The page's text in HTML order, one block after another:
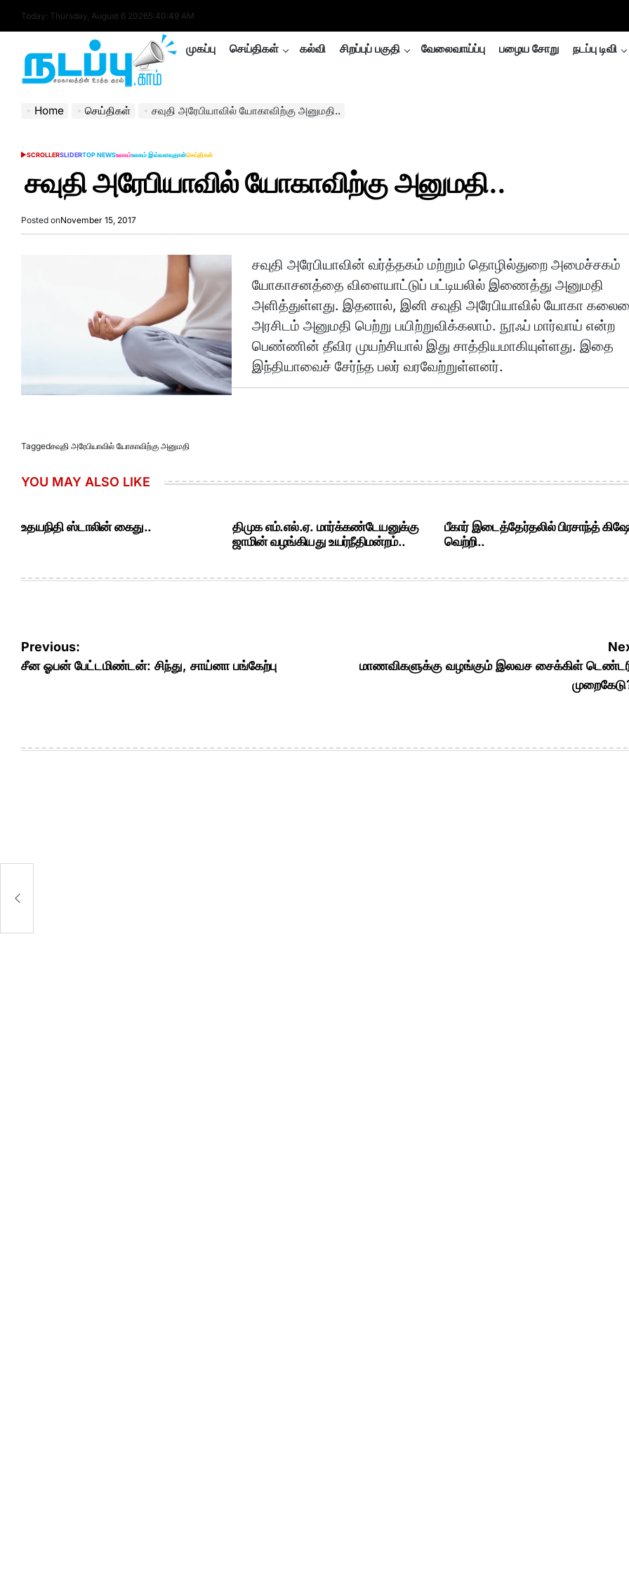
Today: Thursday, August 6 20265:40:49 AM
nadappu.com
முகப்பு செய்திகள் கல்வி சிறப்புப் பகுதி வேலைவாய்ப்பு பழைய சோறு நடப்பு டிவி
Home செய்திகள் சவுதி அரேபியாவில் யோகாவிற்கு அனுமதி..
POSTED
SCROLLERSLIDERTOP NEWSஉலகம்உலகம் இவ்வளவுதான்செய்திகள்
சவுதி அரேபியாவில் யோகாவிற்கு அனுமதி..
Posted onNovember 15, 2017
சவுதி அரேபியாவின் வர்த்தகம் மற்றும் தொழில்துறை அமைச்சகம்
யோகாசனத்தை விளையாட்டுப் பட்டியலில் இணைத்து அனுமதி
அளித்துள்ளது. இதனால், இனி சவுதி அரேபியாவில் யோகா
அரசிடம் அனுமதி பெற்று பயிற்றுவிக்கலாம். நூஃப் மார்வாய் என்ற
பெண்ணின் தீவிர முயற்சியால் இது சாத்தியமாகியுள்ளது. இதை
இந்தியாவைச் சேர்ந்த பலர் வரவேற்றுள்ளனர்.
Taggedசவுதி அரேபியாவில் யோகாவிற்கு அனுமதி
YOU MAY ALSO LIKE
உதயநிதி ஸ்டாலின் கைது..
திமுக எம்.எல்.ஏ. மார்க்கண்டேயனுக்கு
ஜாமின் வழங்கியது உயர்நீதிமன்றம்..
பீகார் இடைத்தேர்தலில் பிரசாந்த்
வெற்றி..
Post
navigation
Previous:
சீன ஓபன் பேட்டமிண்டன்: சிந்து, சாய்னா பங்கேற்பு
மாணவிகளுக்கு வழங்கும் இலவச சைக்கிள்